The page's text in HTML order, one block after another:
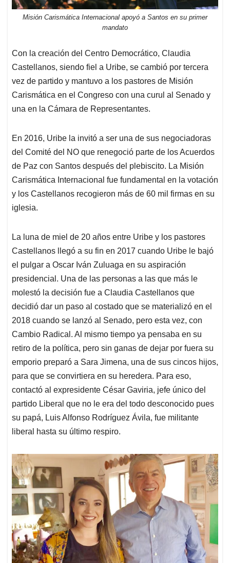
Misión Carismática Internacional apoyó a Santos en su primer
mandato
Con la creación del Centro Democrático, Claudia
Castellanos, siendo fiel a Uribe, se cambió por tercera
vez de partido y mantuvo a los pastores de Misión
Carismática en el Congreso con una curul al Senado y
una en la Cámara de Representantes.
En 2016, Uribe la invitó a ser una de sus negociadoras
del Comité del NO que renegoció parte de los Acuerdos
de Paz con Santos después del plebiscito. La Misión
Carismática Internacional fue fundamental en la votación
y los Castellanos recogieron más de 60 mil firmas en su
iglesia.
La luna de miel de 20 años entre Uribe y los pastores
Castellanos llegó a su fin en 2017 cuando Uribe le bajó
el pulgar a Oscar Iván Zuluaga en su aspiración
presidencial. Una de las personas a las que más le
molestó la decisión fue a Claudia Castellanos que
decidió dar un paso al costado que se materializó en el
2018 cuando se lanzó al Senado, pero esta vez, con
Cambio Radical. Al mismo tiempo ya pensaba en su
retiro de la política, pero sin ganas de dejar por fuera su
emporio preparó a Sara Jimena, una de sus cincos hijos,
para que se convirtiera en su heredera. Para eso,
contactó al expresidente César Gaviria, jefe único del
partido Liberal que no le era del todo desconocido pues
su papá, Luis Alfonso Rodríguez Ávila, fue militante
liberal hasta su último respiro.